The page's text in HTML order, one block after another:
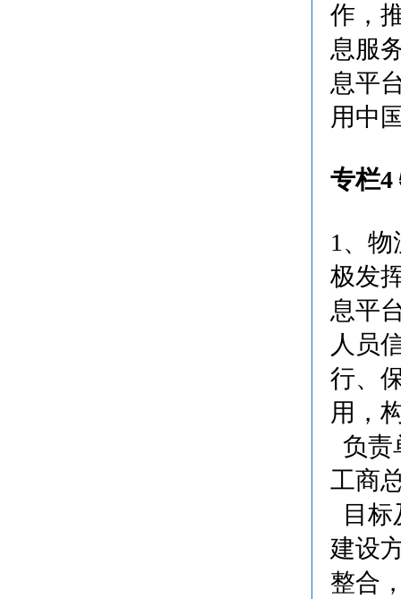
作，
息服
息平
用中
专栏4
1、
极发
息平
人员
行、
用，
负责
工商
目标
建设
整合